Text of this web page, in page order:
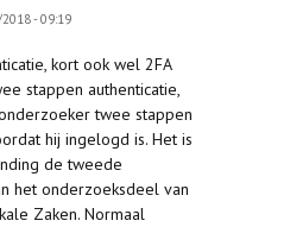
- 09:19
kort ook wel 2FA
stappen authenticatie,
twee stappen
hij ingelogd is. Het is
de tweede
het onderzoeksdeel van
Zaken. Normaal